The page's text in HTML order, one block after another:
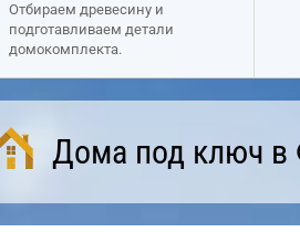
Отбираем древесину и
подготавливаем детали
домокомплекта.
Дома под ключ в